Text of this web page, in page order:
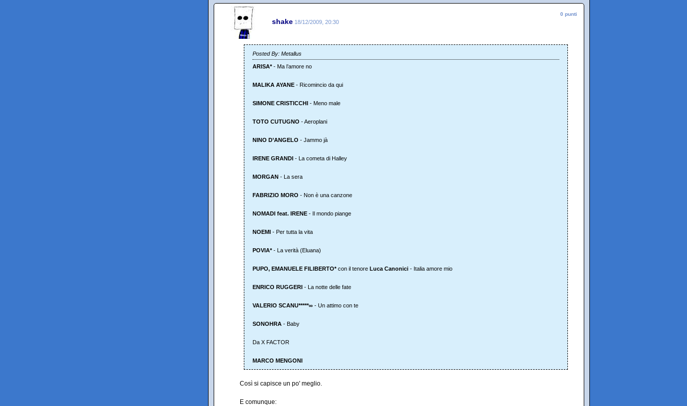
shake 18/12/2009, 20:30
0 punti
Posted By: Metallus
ARISA*- Ma l’amore no
MALIKA AYANE - Ricomincio da qui
SIMONE CRISTICCHI - Meno male
TOTO CUTUGNO - Aeroplani
NINO D’ANGELO - Jammo jà
IRENE GRANDI - La cometa di Halley
MORGAN - La sera
FABRIZIO MORO - Non è una canzone
NOMADI feat. IRENE - Il mondo piange
NOEMI - Per tutta la vita
POVIA*- La verità (Eluana)
PUPO, EMANUELE FILIBERTO*con il tenore Luca Canonici - Italia amore mio
ENRICO RUGGERI - La notte delle fate
VALERIO SCANU*****∞ - Un attimo con te
SONOHRA - Baby
Da X FACTOR
MARCO MENGONI
Così si capisce un po' meglio.
E comunque: